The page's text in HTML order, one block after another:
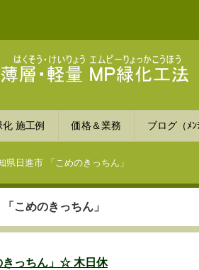
化 施工例 価格＆業務 ブログ（ﾒﾝ
県日進市 「こめのきっちん」
こめのきっちん」